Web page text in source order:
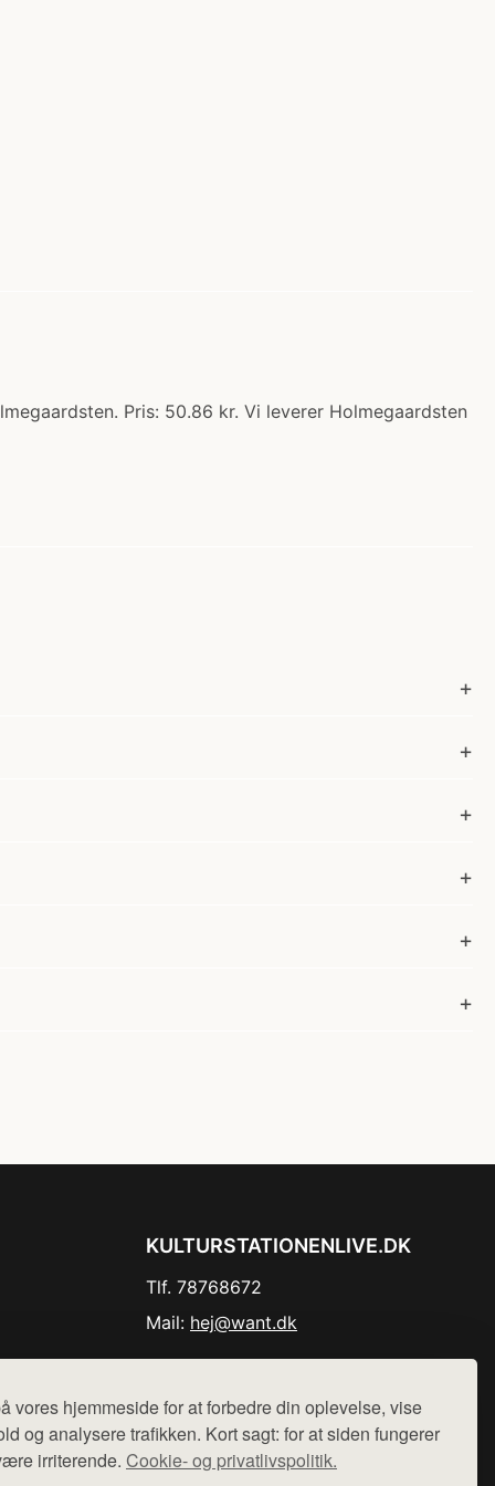
vores hjemmeside for at forbedre din oplevelse, vise
og analysere trafikken. Kort sagt: for at siden fungerer
irriterende. Cookie- og privatlivspolitik.
Pris: 50.86 kr. Vi leverer Holmegaardsten
KULTURSTATIONENLIVE.DK
Tlf. 78768672
Mail: hej@want.dk